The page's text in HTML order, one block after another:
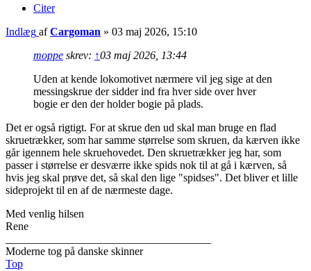
Citer
Indlæg afCargoman » 03 maj 2026, 15:10
moppe skrev: ↑03 maj 2026, 13:44
Uden at kende lokomotivet nærmere vil jeg sige at den
messingskrue der sidder ind fra hver side over hver
bogie er den der holder bogie på plads.
Det er også rigtigt. For at skrue den ud skal man bruge en flad
skruetrækker, som har samme størrelse som skruen, da kærven ikke
går igennem hele skruehovedet. Den skruetrækker jeg har, som
passer i størrelse er desværre ikke spids nok til at gå i kærven, så
hvis jeg skal prøve det, så skal den lige "spidses". Det bliver et lille
sideprojekt til en af de nærmeste dage.
Med venlig hilsen
Rene
Moderne tog på danske skinner
Top